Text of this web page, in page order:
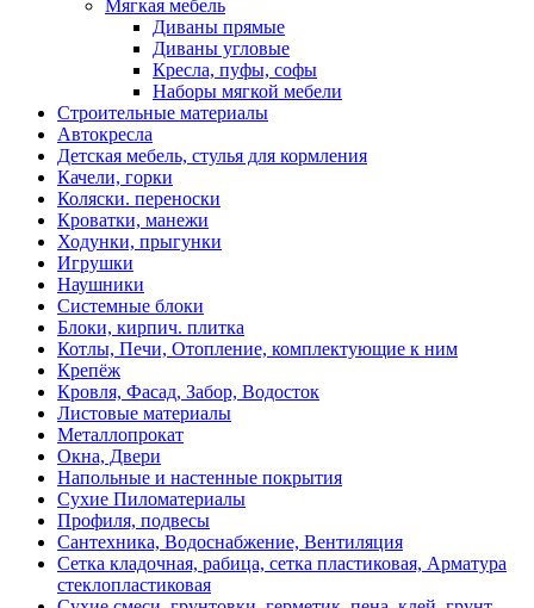
Мягкая мебель
Диваны прямые
Диваны угловые
Кресла, пуфы, софы
Наборы мягкой мебели
Строительные материалы
Автокресла
Детская мебель, стулья для кормления
Качели, горки
Коляски. переноски
Кроватки, манежи
Ходунки, прыгунки
Игрушки
Наушники
Системные блоки
Блоки, кирпич. плитка
Котлы, Печи, Отопление, комплектующие к ним
Крепёж
Кровля, Фасад, Забор, Водосток
Листовые материалы
Металлопрокат
Окна, Двери
Напольные и настенные покрытия
Сухие Пиломатериалы
Профиля, подвесы
Сантехника, Водоснабжение, Вентиляция
Сетка кладочная, рабица, сетка пластиковая, Арматура
стеклопластиковая